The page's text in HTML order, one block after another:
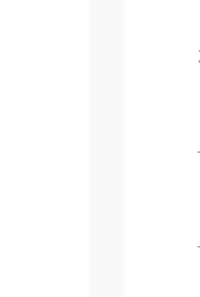
──
──